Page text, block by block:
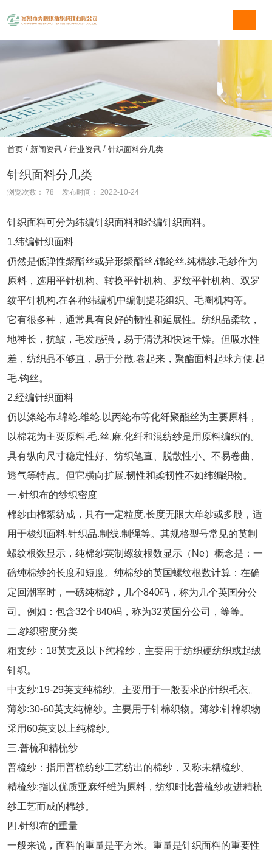
首页 / 新闻资讯 / 行业资讯 / 针织面料分几类
针织面料分几类
浏览次数： 78 发布时间： 2022-10-24
针织面料可分为纬编针织面料和经编针织面料。
1.纬编针织面料
仍然是低弹性聚酯丝或异形聚酯丝.锦纶丝.纯棉纱.毛纱作为
原料，选用平针机构、转换平针机构、罗纹平针机构、双罗
纹平针机构.在各种纬编机中编制提花组织、毛圈机构等。
它有很多种，通常具有良好的韧性和延展性。纺织品柔软，
地神长，抗皱，毛发感强，易于清洗和快速干燥。但吸水性
差，纺织品不够直，易于分散.卷起来，聚酯面料起球方便.起
毛.钩丝。
2.经编针织面料
仍以涤纶布.绵纶.维纶.以丙纶布等化纤聚酯丝为主要原料，
以棉花为主要原料.毛.丝.麻.化纤和混纺纱是用原料编织的。
具有纵向尺寸稳定性好、纺织笔直、脱散性小、不易卷曲、
透气等特点。但它横向扩展.韧性和柔韧性不如纬编织物。
一.针织布的纱织密度
棉纱由棉絮纺成，具有一定粒度.长度无限大单纱或多股，适
用于梭织面料.针织品.制线.制绳等。其规格型号常见的英制
螺纹根数显示，纯棉纱英制螺纹根数显示（Ne）概念是：一
磅纯棉纱的长度和短度。纯棉纱的英国螺纹根数计算：在确
定回潮率时，一磅纯棉纱，几个840码，称为几个英国分公
司。例如：包含32个840码，称为32英国分公司，等等。
二.纱织密度分类
粗支纱：18英支及以下纯棉纱，主要用于纺织硬纺织或起绒
针织。
中支纱:19-29英支纯棉纱。主要用于一般要求的针织毛衣。
薄纱:30-60英支纯棉纱。主要用于针棉织物。薄纱:针棉织物
采用60英支以上纯棉纱。
三.普梳和精梳纱
普梳纱：指用普梳纺纱工艺纺出的棉纱，又称未精梳纱。
精梳纱:指以优质亚麻纤维为原料，纺织时比普梳纱改进精梳
纱工艺而成的棉纱。
四.针织布的重量
一般来说，面料的重量是平方米。重量是针织面料的重要性